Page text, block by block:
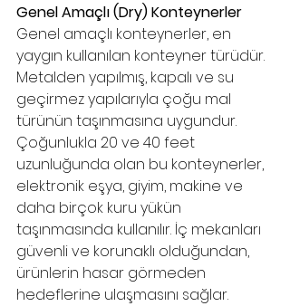
Genel Amaçlı (Dry) Konteynerler
Genel amaçlı konteynerler, en
yaygın kullanılan konteyner türüdür.
Metalden yapılmış, kapalı ve su
geçirmez yapılarıyla çoğu mal
türünün taşınmasına uygundur.
Çoğunlukla 20 ve 40 feet
uzunluğunda olan bu konteynerler,
elektronik eşya, giyim, makine ve
daha birçok kuru yükün
taşınmasında kullanılır. İç mekanları
güvenli ve korunaklı olduğundan,
ürünlerin hasar görmeden
hedeflerine ulaşmasını sağlar.